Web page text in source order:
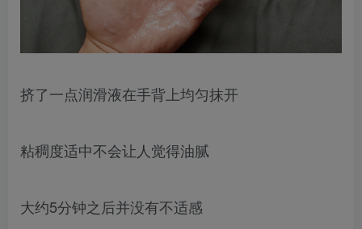
挤了一点润滑液在手背上均匀抹开
粘稠度适中不会让人觉得油腻
大约5分钟之后并没有不适感